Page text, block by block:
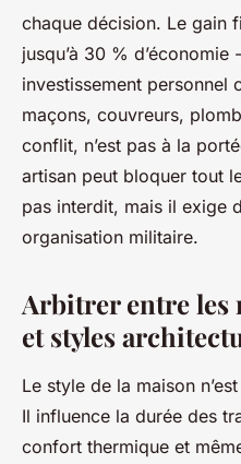
chaque décision. Le gain
jusqu’à 30 % d’économie
investissement personnel
maçons, couvreurs,
conflit, n’est pas à la
artisan peut bloquer tout
pas interdit, mais il exige
organisation militaire.
Arbitrer entre les
et styles
Le style de la maison
Il influence la durée des
confort thermique et